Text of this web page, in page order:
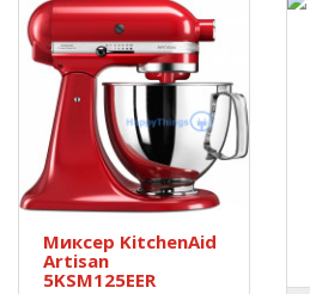
Миксер KitchenAid
Artisan
5KSM125EER